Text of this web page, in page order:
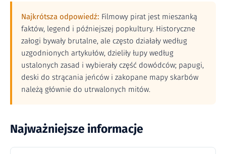
Najkrótsza odpowiedź: Filmowy pirat jest mieszanką
faktów, legend i późniejszej popkultury. Historyczne
załogi bywały brutalne, ale często działały według
uzgodnionych artykułów, dzieliły łupy według
ustalonych zasad i wybierały część dowódców; papugi,
deski do strącania jeńców i zakopane mapy skarbów
należą głównie do utrwalonych mitów.
Najważniejsze informacje